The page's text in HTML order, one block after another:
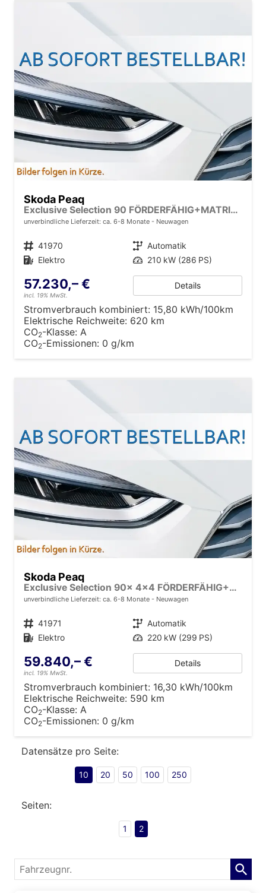
Skoda Peaq
Exclusive Selection 90 FÖRDERFÄHIG+MATRIX+SONOS+NAVI+SUITE+360KAM+HuD+MASSAGE+DCC+pACC+eHK+20" ALU
unverbindliche Lieferzeit: ca. 6-8 Monate Neuwagen
Fahrzeugnr. 41970 Getriebe Automatik
Kraftstoff Elektro Leistung 210 kW (286 PS)
57.230,– €
incl. 19% MwSt.
Details
Stromverbrauch kombiniert: 15,80 kWh/100km
Elektrische Reichweite: 620 km
CO2-Klasse: A
CO2-Emissionen: 0 g/km
Skoda Peaq
Exclusive Selection 90x 4x4 FÖRDERFÄHIG+MATRIX+SONOS+NAVI+SUITE+360KAM+HuD+MASSAGE+DCC+pACC+eHK+20" ALU
unverbindliche Lieferzeit: ca. 6-8 Monate Neuwagen
Fahrzeugnr. 41971 Getriebe Automatik
Kraftstoff Elektro Leistung 220 kW (299 PS)
59.840,– €
incl. 19% MwSt.
Details
Stromverbrauch kombiniert: 16,30 kWh/100km
Elektrische Reichweite: 590 km
CO2-Klasse: A
CO2-Emissionen: 0 g/km
Datensätze pro Seite:
10 20 50 100 250
Seiten:
1 2
Fahrzeugnr.